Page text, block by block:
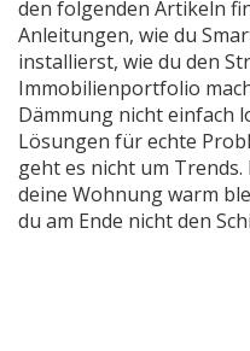
den folgenden Artikeln
Anleitungen, wie du
installierst, wie du den
Immobilienportfolio
Dämmung nicht einfach
Lösungen für echte
geht es nicht um
deine Wohnung warm
du am Ende nicht den